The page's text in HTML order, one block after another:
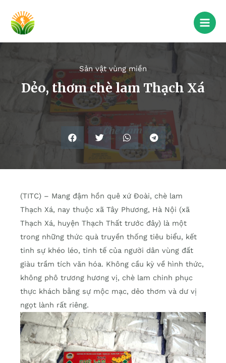
Sản vật vùng miền
Dẻo, thơm chè lam Thạch Xá
(TITC) – Mang đậm hồn quê xứ Đoài, chè lam
Thạch Xá, nay thuộc xã Tây Phương, Hà Nội (xã
Thạch Xá, huyện Thạch Thất trước đây) là một
trong những thức quà truyền thống tiêu biểu, kết
tinh sự khéo léo, tinh tế của người dân vùng đất
giàu trầm tích văn hóa. Không cầu kỳ về hình thức,
không phô trương hương vị, chè lam chinh phục
thực khách bằng sự mộc mạc, dẻo thơm và dư vị
ngọt lành rất riêng.